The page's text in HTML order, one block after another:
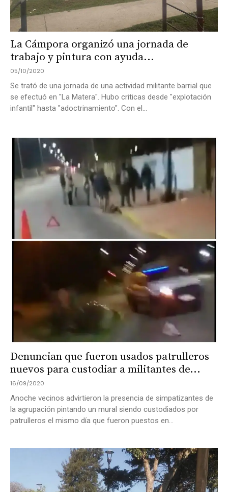
La Cámpora organizó una jornada de
trabajo y pintura con ayuda...
05/10/2020
Se trató de una jornada de una actividad militante barrial que
se efectuó en "La Matera". Hubo criticas desde "explotación
infantil" hasta "adoctrinamiento". Con el...
Denuncian que fueron usados patrulleros
nuevos para custodiar a militantes de...
16/09/2020
Anoche vecinos advirtieron la presencia de simpatizantes de
la agrupación pintando un mural siendo custodiados por
patrulleros el mismo día que fueron puestos en...